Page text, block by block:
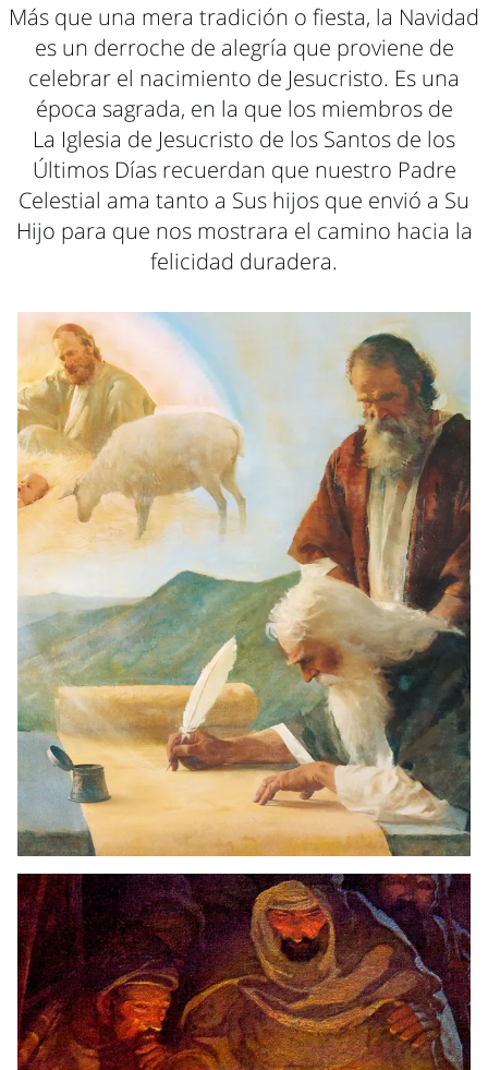
Más que una mera tradición o fiesta, la Navidad
es un derroche de alegría que proviene de
celebrar el nacimiento de Jesucristo. Es una
época sagrada, en la que los miembros de
La Iglesia de Jesucristo de los Santos de los
Últimos Días recuerdan que nuestro Padre
Celestial ama tanto a Sus hijos que envió a Su
Hijo para que nos mostrara el camino hacia la
felicidad duradera.